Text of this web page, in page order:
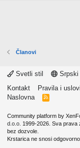
Članovi
Svetli stil
Srpski
Kontakt
Pravila i
Naslovna
R
Community platform by
d.o.o. 1999-2026. Sva prava
bez dozvole.
Krstarica ne snosi